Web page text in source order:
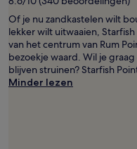
Of je nu zandkastelen wilt
lekker wilt uitwaaien, Starfish
van het centrum van Rum
bezoekje waard. Wil je
blijven struinen? Starfish
Minder lezen